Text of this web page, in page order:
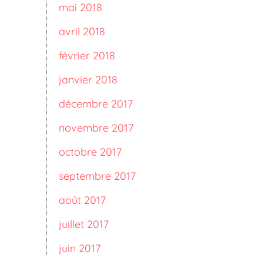
mai 2018
avril 2018
février 2018
janvier 2018
décembre 2017
novembre 2017
octobre 2017
septembre 2017
août 2017
juillet 2017
juin 2017